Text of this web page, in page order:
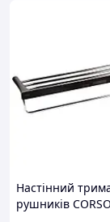
Настінний
рушників